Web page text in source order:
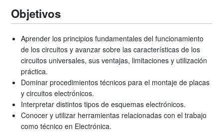
Objetivos
Aprender los principios fundamentales del funcionamiento
de los circuitos y avanzar sobre las características de los
circuitos universales, sus ventajas, limitaciones y utilización
práctica.
Dominar procedimientos técnicos para el montaje de placas
y circuitos electrónicos.
Interpretar distintos tipos de esquemas electrónicos.
Conocer y utilizar herramientas relacionadas con el trabajo
como técnico en Electrónica.